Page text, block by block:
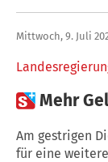
Mittwoch, 9. Juli
Mehr
Am gestrigen
für eine